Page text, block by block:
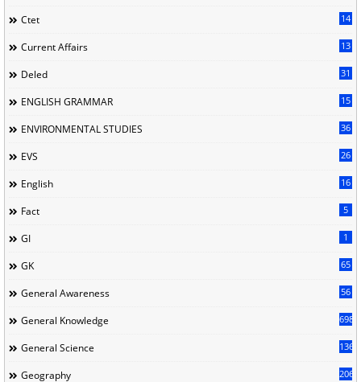
Ctet 14
Current Affairs 13
Deled 31
ENGLISH GRAMMAR 15
ENVIRONMENTAL STUDIES 36
EVS 26
English 16
Fact 5
GI 1
GK 65
General Awareness 56
General Knowledge 698
General Science 136
Geography 206